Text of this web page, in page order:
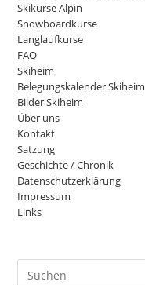
Skikurse Alpin
Snowboardkurse
Langlaufkurse
FAQ
Skiheim
Belegungskalender Skiheim
Bilder Skiheim
Über uns
Kontakt
Satzung
Geschichte / Chronik
Datenschutzerklärung
Impressum
Links